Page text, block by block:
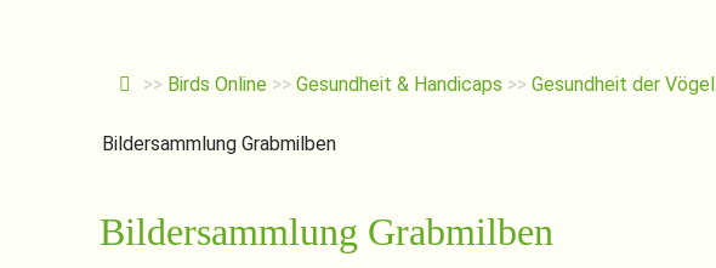
>> Birds Online >> Gesundheit & Handicaps >> Gesundheit der Vögel
Bildersammlung Grabmilben
Bildersammlung Grabmilben